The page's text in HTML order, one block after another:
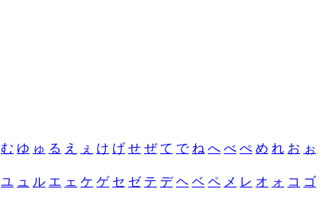
む ゆ ゅ る え ぇ け げ せ ぜ て で ね へ べ ぺ め れ お ぉ
ユ ュ ル エ ェ ケ ゲ セ ゼ テ デ ヘ ベ ペ メ レ オ ォ コ ゴ